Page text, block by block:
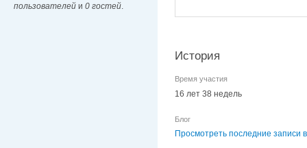
пользователей и 0 гостей
История
Время участия
16 лет 38 недель
Блог
Просмотреть последние записи